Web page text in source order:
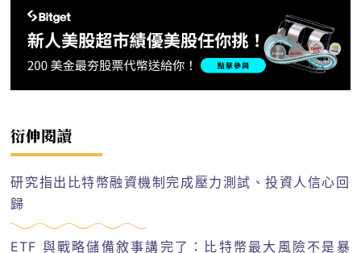
衍伸閱讀
研究指出比特幣融資機制完成壓力測試、投資人信心回
歸
ETF 與戰略儲備敘事講完了：比特幣最大風險不是暴